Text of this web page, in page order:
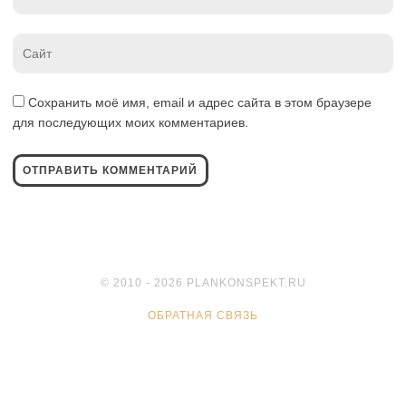
Сохранить моё имя, email и адрес сайта в этом браузере
для последующих моих комментариев.
© 2010 - 2026 PLANKONSPEKT.RU
ОБРАТНАЯ СВЯЗЬ